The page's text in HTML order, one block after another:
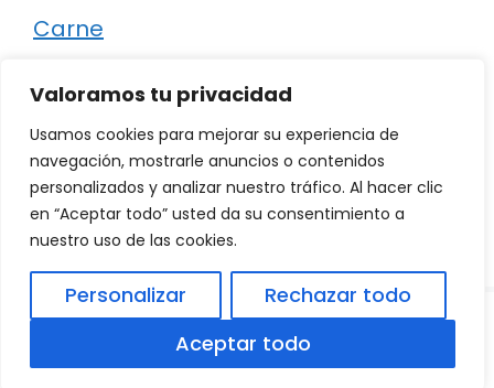
Valoramos tu privacidad
Usamos cookies para mejorar su experiencia de
navegación, mostrarle anuncios o contenidos
personalizados y analizar nuestro tráfico. Al hacer clic
en “Aceptar todo” usted da su consentimiento a
nuestro uso de las cookies.
Personalizar
Rechazar todo
Aceptar todo
Carne
Otro
Pescado
Recetas
Política de Privacidad Aviso Legal|
Política de Cookies